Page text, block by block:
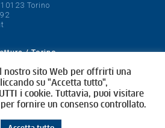
Torino
/ Torino
nostro sito Web per offrirti una
su "Accetta tutto",
i cookie. Tuttavia, puoi visitare
fornire un consenso controllato.